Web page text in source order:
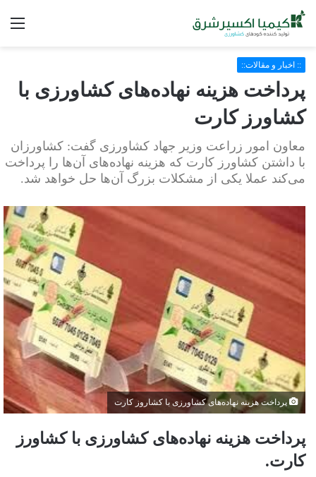
:: اخبار و مقالات::
پرداخت هزینه نهاده‌های کشاورزی با
کشاورز کارت
معاون امور زراعت وزیر جهاد کشاورزی گفت: کشاورزان
با داشتن کشاورز کارت که هزینه نهاده‌های آن‌ها را پرداخت
می‌کند عملا یکی از مشکلات بزرگ آن‌ها حل خواهد شد.
پرداخت هزینه نهاده‌های کشاورزی با کشاروز کارت
پرداخت هزینه نهاده‌های کشاورزی با کشاورز
کارت.